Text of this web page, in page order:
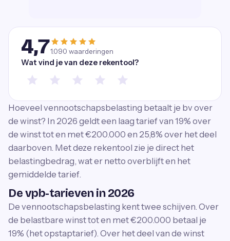
4,71.090 waarderingen
Wat vind je van deze rekentool?
Hoeveel vennootschapsbelasting betaalt je bv over
de winst? In 2026 geldt een laag tarief van 19% over
de winst tot en met €200.000 en 25,8% over het deel
daarboven. Met deze rekentool zie je direct het
belastingbedrag, wat er netto overblijft en het
gemiddelde tarief.
De vpb-tarieven in 2026
De vennootschapsbelasting kent twee schijven. Over
de belastbare winst tot en met €200.000 betaal je
19% (het opstaptarief). Over het deel van de winst